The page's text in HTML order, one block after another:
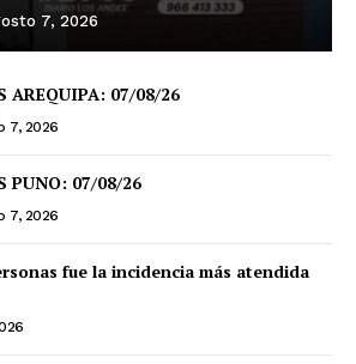
7, 2026
AREQUIPA: 07/08/26
7, 2026
PUNO: 07/08/26
7, 2026
fue la incidencia más atendida